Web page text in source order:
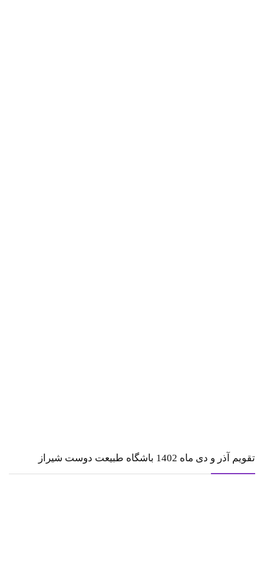
تقویم آذر و دی ماه 1402 باشگاه طبیعت دوست شیراز